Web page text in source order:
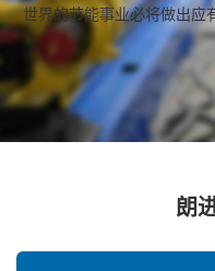
世界的节能事业必将做出应
朗